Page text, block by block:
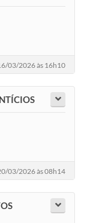
03/2026 às 16h10
03/2026 às 08h14